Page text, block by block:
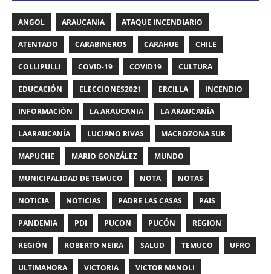
ANGOL ARAUCANIA ATAQUE INCENDIARIO
ATENTADO CARABINEROS CARAHUE CHILE
COLLIPULLI COVID-19 COVID19 CULTURA
EDUCACIÓN ELECCIONES2021 ERCILLA INCENDIO
INFORMACIÓN LA ARAUCANIA LA ARAUCANÍA
LAARAUCANÍA LUCIANO RIVAS MACROZONA SUR
MAPUCHE MARIO GONZÁLEZ MUNDO
MUNICIPALIDAD DE TEMUCO NOTA NOTAS
NOTICIA NOTICIAS PADRE LAS CASAS PAIS
PANDEMIA PDI PUCON PUCÓN REGION
REGIÓN ROBERTO NEIRA SALUD TEMUCO UFRO
ULTIMAHORA VICTORIA VICTOR MANOLI